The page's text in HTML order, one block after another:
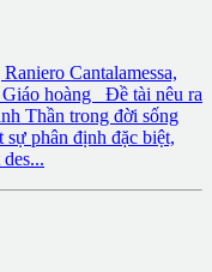
Cantalamessa,
hoàng Đề tài nêu ra
Thần trong đời sống
phân định đặc biệt,